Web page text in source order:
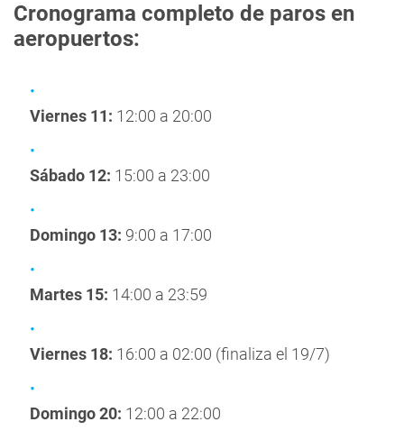
Cronograma completo de paros en
aeropuertos:
Viernes 11: 12:00 a 20:00
Sábado 12: 15:00 a 23:00
Domingo 13: 9:00 a 17:00
Martes 15: 14:00 a 23:59
Viernes 18: 16:00 a 02:00 (finaliza el 19/7)
Domingo 20: 12:00 a 22:00